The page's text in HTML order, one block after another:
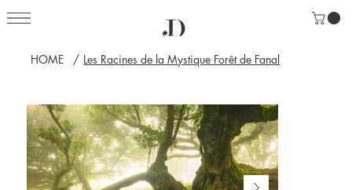
HOME / Les Racines de la Mystique Forêt de Fanal